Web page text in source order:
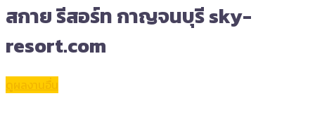
สกาย รีสอร์ท กาญจนบุรี sky-
resort.com